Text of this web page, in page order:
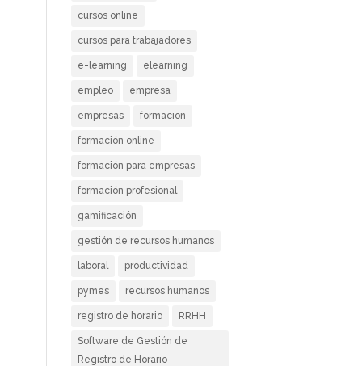
cursos online
cursos para trabajadores
e-learning elearning
empleo empresa
empresas formacion
formación online
formación para empresas
formación profesional
gamificación
gestión de recursos humanos
laboral productividad
pymes recursos humanos
registro de horario RRHH
Software de Gestión de
Registro de Horario